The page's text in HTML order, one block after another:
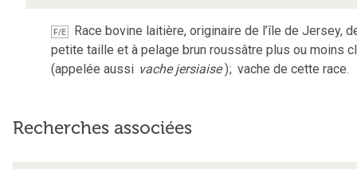
F/E
Race bovine laitière, originaire de l’île de Jersey,
petite taille et à pelage brun roussâtre plus ou moins
(appelée aussi vache jersiaise); vache de cette race.
Recherches associées